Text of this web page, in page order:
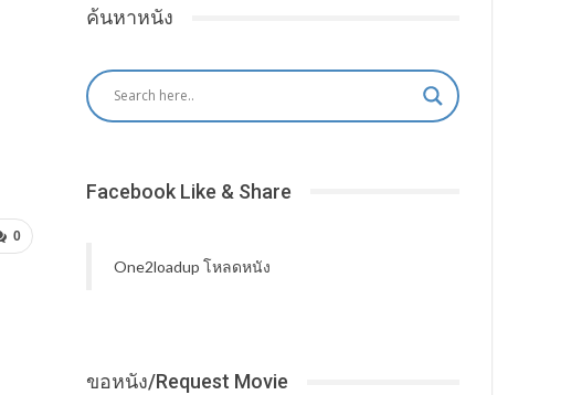
0
ค้นหาหนัง
Facebook Like & Share
One2loadup โหลดหนัง
ขอหนัง/Request Movie